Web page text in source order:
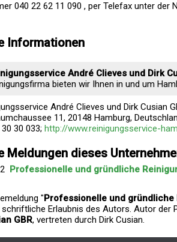
040 22 62 11 090 , per Telefax unter
Informationen
André Clieves und Dirk
bieten wir Ihnen in und um
André Clieves und Dirk Cusian
11, 20148 Hamburg,
30 033; http://www.reinigungsservice-
Meldungen dieses
Professionelle und gründliche
"Professionelle und gründliche
Erlaubnis des Autors. Autor der
GBR, vertreten durch Dirk Cusian.